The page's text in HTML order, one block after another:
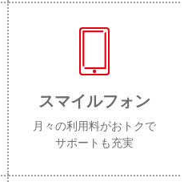
スマイルフォン
月々の利用料がおトクで
サポートも充実